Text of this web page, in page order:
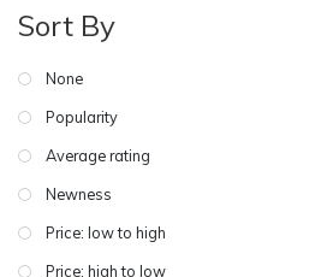
Sort By
None
Popularity
Average rating
Newness
Price: low to high
Price: high to low